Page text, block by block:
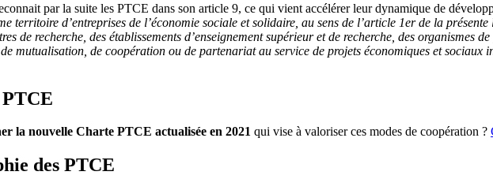
par la suite les PTCE dans son article 9, ce qui vient accélérer leur dynamique de
territoire d’entreprises de l’économie sociale et solidaire, au sens de l’article 1er de la
de recherche, des établissements d’enseignement supérieur et de recherche, des organismes
mutualisation, de coopération ou de partenariat au service de projets économiques et sociaux
la nouvelle Charte PTCE actualisée en 2021 qui vise à valoriser ces modes de coopération ?
des PTCE